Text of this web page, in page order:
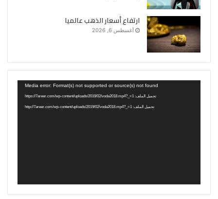
ارتفاع أسعار الذهب عالميا
أغسطس 6, 2026
Media error: Format(s) not supported or source(s) not found
تحميل الملف: https://7areer.com/wp-content/uploads/2019/02/voda2018.mp4?_=1
تحميل الملف: http://7areer.com/wp-content/uploads/2019/02/voda2018.mp4?_=1